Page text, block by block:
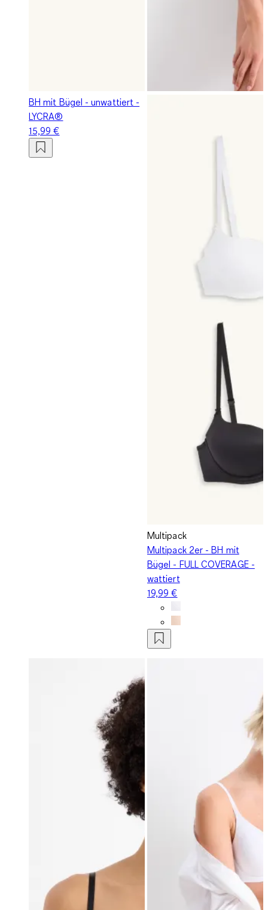
BH mit Bügel - unwattiert -
LYCRA®
15,99 €
Multipack
Multipack 2er - BH mit
Bügel - FULL COVERAGE -
wattiert
19,99 €